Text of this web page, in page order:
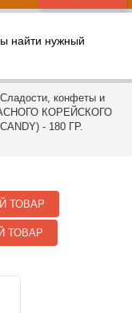
найти нужный
Сладости, конфеты и
КОРЕЙСКОГО
- 180 ГР.
ТОВАР
ТОВАР